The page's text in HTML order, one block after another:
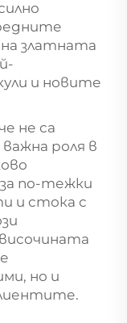
златната
и новите
не са
роля в
за по-тежки
и стока с
но и